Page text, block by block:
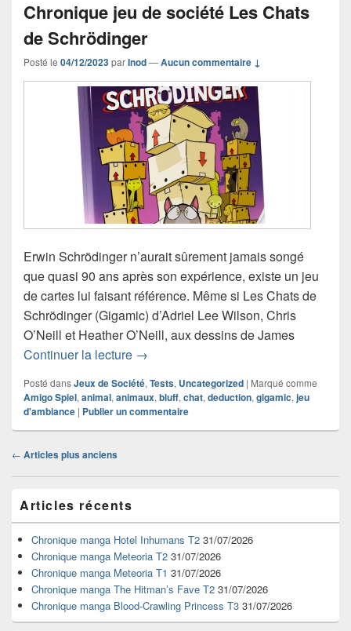
Chronique jeu de société Les Chats
de Schrödinger
Posté le 04/12/2023parInod—Aucun commentaire ↓
Erwin Schrödinger n’aurait sûrement jamais songé
que quasi 90 ans après son expérience, existe un jeu
de cartes lui faisant référence. Même si Les Chats de
Schrödinger (Gigamic) d’Adriel Lee Wilson, Chris
O’Neill et Heather O’Neill, aux dessins de James
Continuer la lecture Chronique jeu de société Les Chats
→
Posté dansJeux de Société, Tests, Uncategorized | Marqué comme
Amigo Spiel, animal, animaux, bluff, chat, deduction, gigamic, jeu
d'ambiance | Publier un commentaire
Navigation
articles
← Articles plus anciens
principale
de
widget
pour
barre
latérale
Articles récents
Chronique manga Hotel Inhumans T2 31/07/2026
Chronique manga Meteoria T2 31/07/2026
Chronique manga Meteoria T1 31/07/2026
Chronique manga The Hitman’s Fave T2 31/07/2026
Chronique manga Blood-Crawling Princess T3 31/07/2026